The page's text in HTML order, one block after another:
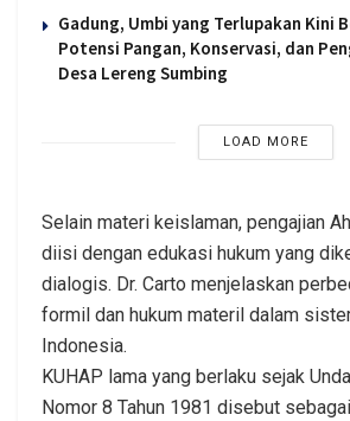
Gadung, Umbi yang Terlupakan Kini
Potensi Pangan, Konservasi, dan
Desa Lereng Sumbing
LOAD MORE
Selain materi keislaman, pengajian
diisi dengan edukasi hukum yang
dialogis. Dr. Carto menjelaskan
formil dan hukum materil dalam
Indonesia.
KUHAP lama yang berlaku sejak
Nomor 8 Tahun 1981 disebut